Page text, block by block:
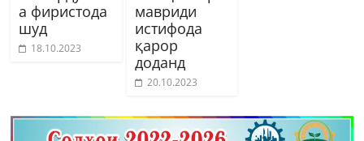
а фиристода
шуд
18.10.2023
мавриди
истифода
қарор
доданд
20.10.2023